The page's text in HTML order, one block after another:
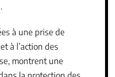
à une prise de
à l’action des
montrent une
la protection des